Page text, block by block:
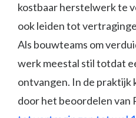
kostbaar herstelwerk te
ook leiden tot
Als bouwteams om
werk meestal stil totdat
ontvangen. In de
door het beoordelen van